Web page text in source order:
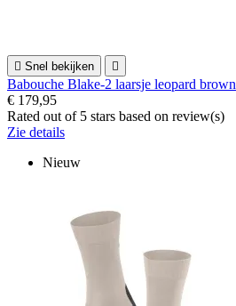
 Snel bekijken 
Babouche Blake-2 laarsje leopard brown
€ 179,95
Rated out of 5 stars based on review(s)
Zie details
Nieuw